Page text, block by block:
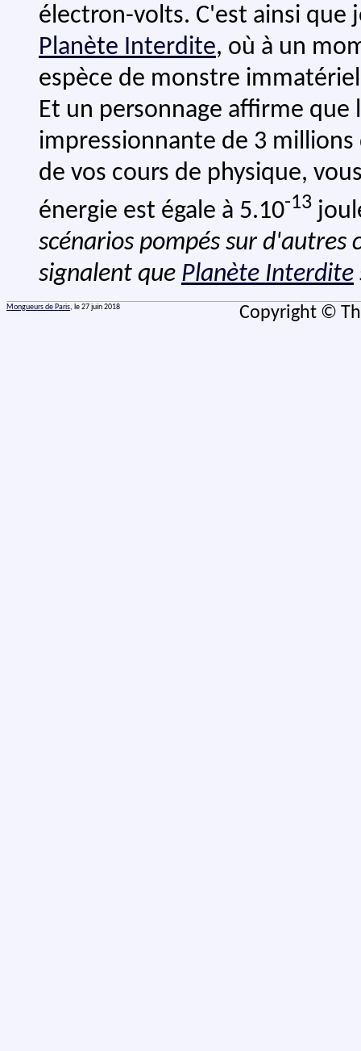
électron-volts. C'est ainsi que
Planète Interdite, où à un
espèce de monstre
Et un personnage affirme
impressionnante de 3
de vos cours de physique,
énergie est égale à 5.10-13
scénarios pompés sur
signalent que Planète Interdite
Mongueurs de Paris, le 27 juin 2018 Copyright ©